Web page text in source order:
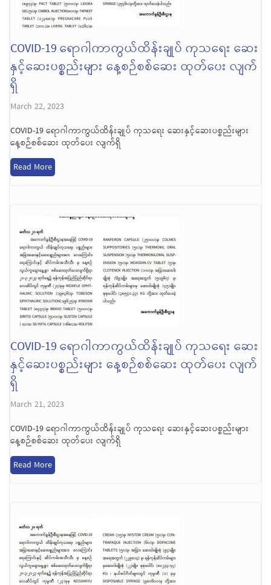
COVID-19 ရောဂါကာကွယ်ထိန်းချုပ် ကုသရေး ဆေး
နှင့်ဆေးပစ္စည်းများ နေ့စဉ်စစ်ဆေး ထုတ်ပေး လျက်
ရှိ
March 22, 2023
COVID-19 ရောဂါကာကွယ်ထိန်းချုပ် ကုသရေး ဆေးနှင့်ဆေးပစ္စည်းများ
နေ့စဉ်စစ်ဆေး ထုတ်ပေး လျက်ရှိ
Read More
COVID-19 ရောဂါကာကွယ်ထိန်းချုပ် ကုသရေး ဆေး
နှင့်ဆေးပစ္စည်းများ နေ့စဉ်စစ်ဆေး ထုတ်ပေး လျက်
ရှိ
March 21, 2023
COVID-19 ရောဂါကာကွယ်ထိန်းချုပ် ကုသရေး ဆေးနှင့်ဆေးပစ္စည်းများ
နေ့စဉ်စစ်ဆေး ထုတ်ပေး လျက်ရှိ
Read More